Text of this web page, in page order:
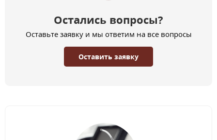
Остались вопросы?
Оставьте заявку и мы ответим на все вопросы
Оставить заявку